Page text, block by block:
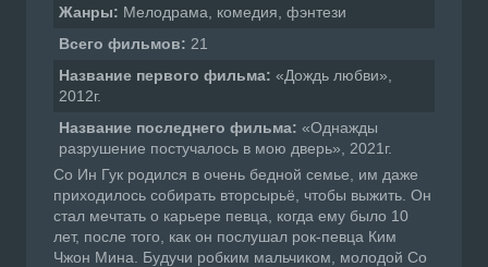
Жанры: Мелодрама, комедия, фэнтези
Всего фильмов: 21
Название первого фильма: «Дождь любви»,
2012г.
Название последнего фильма: «Однажды
разрушение постучалось в мою дверь», 2021г.
Со Ин Гук родился в очень бедной семье, им даже
приходилось собирать вторсырьё, чтобы выжить. Он
стал мечтать о карьере певца, когда ему было 10
лет, после того, как он послушал рок-певца Ким
Чжон Мина. Будучи робким мальчиком, молодой Со